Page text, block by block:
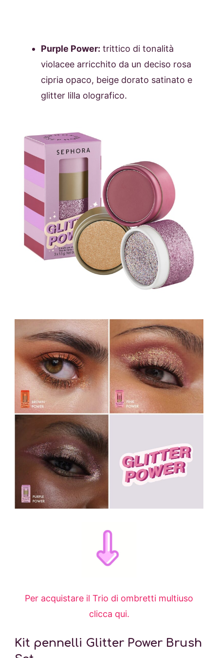
Purple Power: trittico di tonalità
violacee arricchito da un deciso rosa
cipria opaco, beige dorato satinato e
glitter lilla olografico.
Per acquistare il Trio di ombretti multiuso
clicca qui.
Kit pennelli Glitter Power Brush